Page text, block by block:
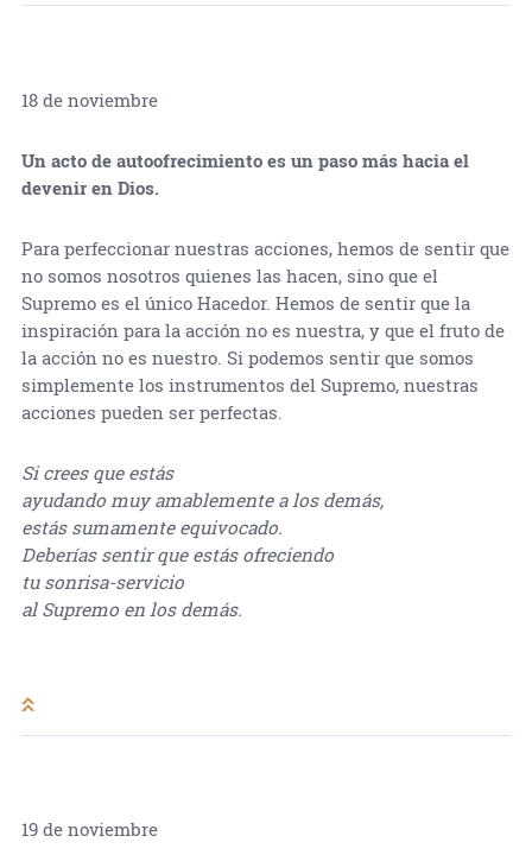
18 de noviembre
Un acto de autoofrecimiento es un paso más hacia el
devenir en Dios.
Para perfeccionar nuestras acciones, hemos de sentir que
no somos nosotros quienes las hacen, sino que el
Supremo es el único Hacedor. Hemos de sentir que la
inspiración para la acción no es nuestra, y que el fruto de
la acción no es nuestro. Si podemos sentir que somos
simplemente los instrumentos del Supremo, nuestras
acciones pueden ser perfectas.
Si crees que estás
ayudando muy amablemente a los demás,
estás sumamente equivocado.
Deberías sentir que estás ofreciendo
tu sonrisa-servicio
al Supremo en los demás.
19 de noviembre